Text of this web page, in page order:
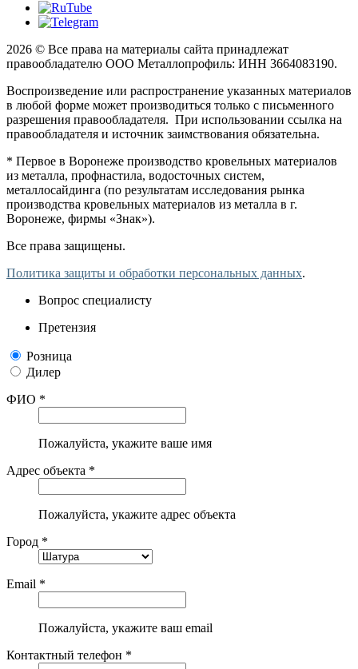
2026 © Все права на материалы сайта принадлежат
правообладателю ООО Металлопрофиль: ИНН 3664083190.
Воспроизведение или распространение указанных материалов
в любой форме может производиться только с письменного
разрешения правообладателя. При использовании ссылка на
правообладателя и источник заимствования обязательна.
* Первое в Воронеже производство кровельных материалов
из металла, профнастила, водосточных систем,
металлосайдинга (по результатам исследования рынка
производства кровельных материалов из металла в г.
Воронеже, фирмы «Знак»).
Все права защищены.
Политика защиты и обработки персональных данных.
Вопрос специалисту
Претензия
Розница
Дилер
ФИО *
Пожалуйста, укажите ваше имя
Адрес объекта *
Пожалуйста, укажите адрес объекта
Город *
Email *
Пожалуйста, укажите ваш email
Контактный телефон *